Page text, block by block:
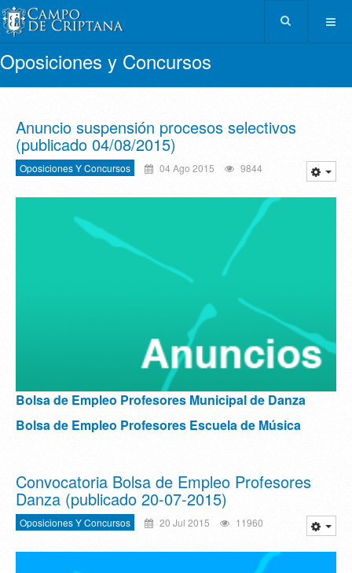
Oposiciones y Concursos
Anuncio suspensión procesos selectivos
(publicado 04/08/2015)
Oposiciones Y Concursos 04 Ago 2015 9844
Bolsa de Empleo Profesores Municipal de Danza
Bolsa de Empleo Profesores Escuela de Música
Convocatoria Bolsa de Empleo Profesores
Danza (publicado 20-07-2015)
Oposiciones Y Concursos 20 Jul 2015 11960